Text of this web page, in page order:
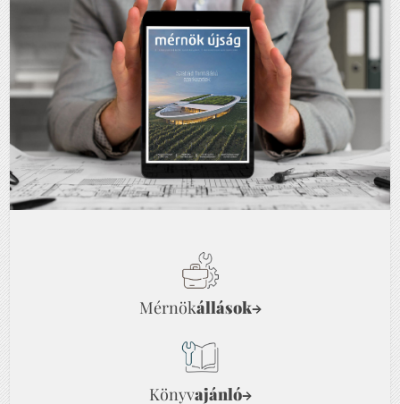
Mérnökállások→
Könyvajánló→